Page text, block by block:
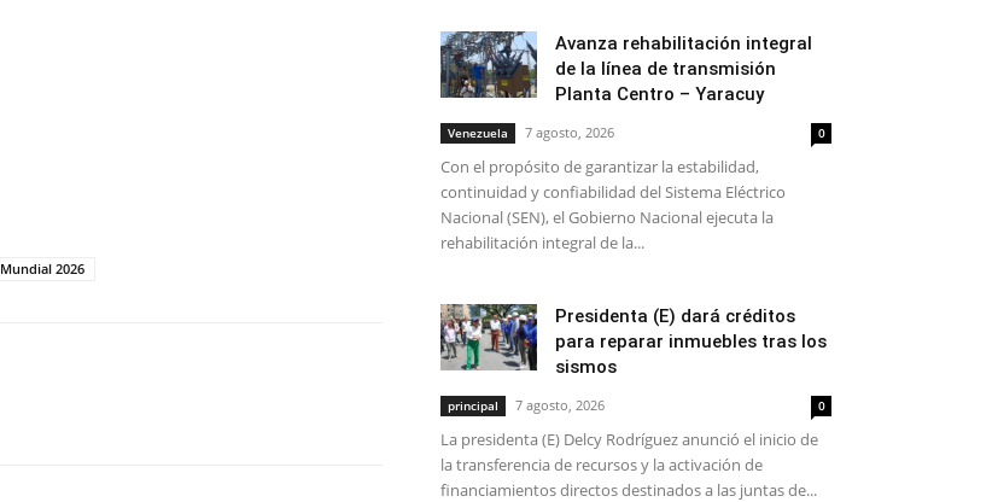
Mundial 2026
Avanza rehabilitación integral
de la línea de transmisión
Planta Centro – Yaracuy
Venezuela 7 agosto, 2026 0
Con el propósito de garantizar la estabilidad,
continuidad y confiabilidad del Sistema Eléctrico
Nacional (SEN), el Gobierno Nacional ejecuta la
rehabilitación integral de la...
Presidenta (E) dará créditos
para reparar inmuebles tras los
sismos
principal 7 agosto, 2026 0
La presidenta (E) Delcy Rodríguez anunció el inicio de
la transferencia de recursos y la activación de
financiamientos directos destinados a las juntas de...